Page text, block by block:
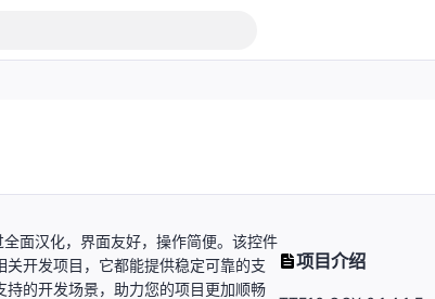
面汉化，界面友好，操作简便。该控件
开发项目，它都能提供稳定可靠的支
的开发场景，助力您的项目更加顺畅
项目介绍